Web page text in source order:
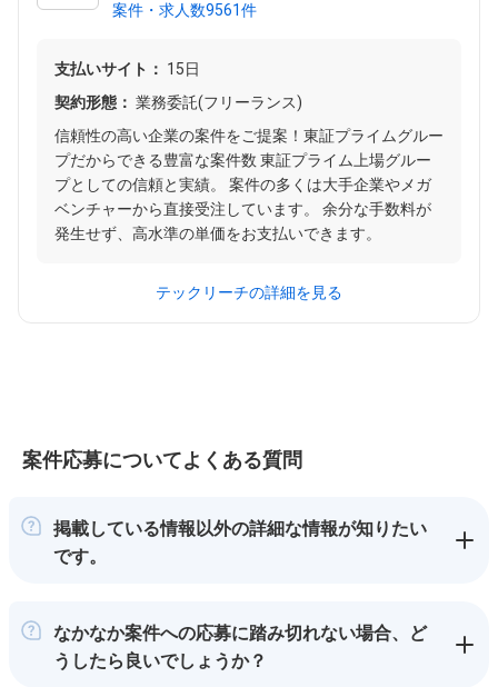
案件・求人数9561件
支払いサイト： 15日
契約形態： 業務委託(フリーランス)
信頼性の高い企業の案件をご提案！東証プライムグルー
プだからできる豊富な案件数 東証プライム上場グルー
プとしての信頼と実績。 案件の多くは大手企業やメガ
ベンチャーから直接受注しています。 余分な手数料が
発生せず、高水準の単価をお支払いできます。
テックリーチの詳細を見る
案件応募についてよくある質問
掲載している情報以外の詳細な情報が知りたい
です。
なかなか案件への応募に踏み切れない場合、ど
うしたら良いでしょうか？